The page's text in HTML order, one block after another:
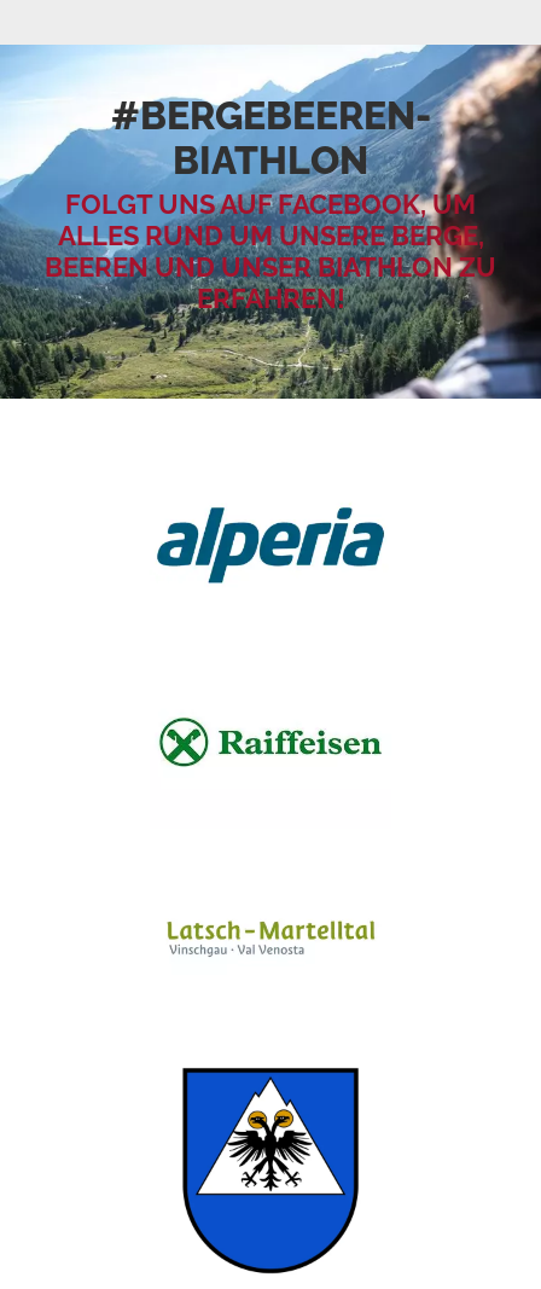
#BERGEBEEREN­
BIATHLON
FOLGT UNS AUF FACEBOOK, UM
ALLES RUND UM UNSERE BERGE,
BEEREN UND UNSER BIATHLON ZU
ERFAHREN!